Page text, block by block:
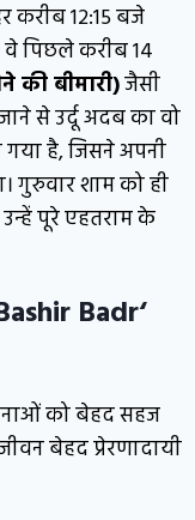
करीब 12:15 बजे
वे पिछले करीब 14
की बीमारी)जैसी
से उर्दू अदब का वो
है, जिसने अपनी
शाम को ही
पूरे एहतराम के
Badr‘
को बेहद सहज
बेहद प्रेरणादायी